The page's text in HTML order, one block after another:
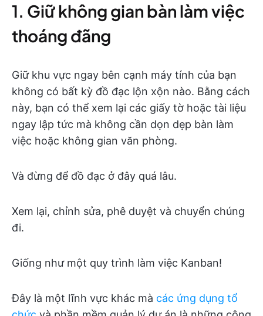
1. Giữ không gian bàn làm việc
thoáng đãng
Giữ khu vực ngay bên cạnh máy tính của bạn
không có bất kỳ đồ đạc lộn xộn nào. Bằng cách
này, bạn có thể xem lại các giấy tờ hoặc tài liệu
ngay lập tức mà không cần dọn dẹp bàn làm
việc hoặc không gian văn phòng.
Và đừng để đồ đạc ở đây quá lâu.
Xem lại, chỉnh sửa, phê duyệt và chuyển chúng
đi.
Giống như một quy trình làm việc Kanban!
Đây là một lĩnh vực khác mà các ứng dụng tổ